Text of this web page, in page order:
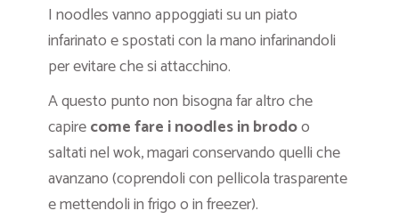
I noodles vanno appoggiati su un piato
infarinato e spostati con la mano infarinandoli
per evitare che si attacchino.
A questo punto non bisogna far altro che
capirecome fare i noodles in brodoo
saltati nel wok, magari conservando quelli che
avanzano (coprendoli con pellicola trasparente
e mettendoli in frigo o in freezer).